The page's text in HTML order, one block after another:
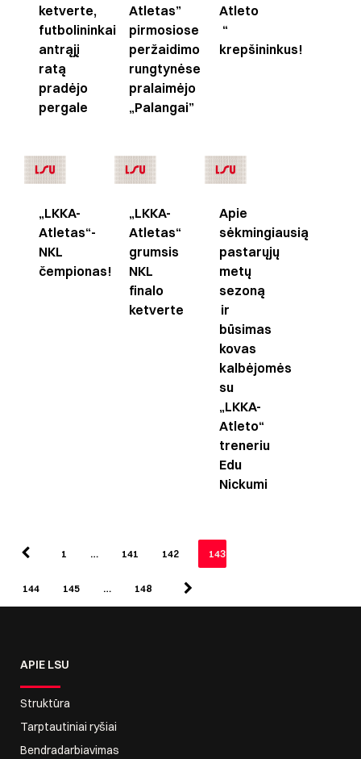
ketverte,
futbolininkai
antrąjį
ratą
pradėjo
pergale
Atletas”
pirmosiose
peržaidimo
rungtynėse
pralaimėjo
„Palangai”
Atleto
“
krepšininkus!
„LKKA-
Atletas“-
NKL
čempionas!
„LKKA-
Atletas“
grumsis
NKL
finalo
ketverte
Apie
sėkmingiausią
pastarųjų
metų
sezoną
ir
būsimas
kovas
kalbėjomės
su
„LKKA-
Atleto“
treneriu
Edu
Nickumi
1 … 141 142 143
144 145 … 148
APIE LSU
Struktūra
Tarptautiniai ryšiai
Bendradarbiavimas